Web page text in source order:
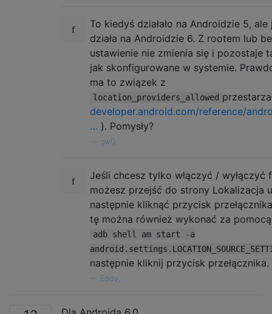
To kiedyś działało na Androidzie 5, ale
działa na Androidzie 6. Z rootem lub
ustawienie nie zmienia się i pozostaje
jak skonfigurowane w systemie.
ma to związek z
location_providers_allowed
developer.android.com/reference/
… ). Pomysły?
gw0,
Jeśli chcesz tylko włączyć / wyłączyć
możesz przejść do strony Lokalizacja
następnie kliknąć przycisk
tę można również wykonać za
adb shell am start -a
następnie kliknij przycisk przełącznika.
Eddy,